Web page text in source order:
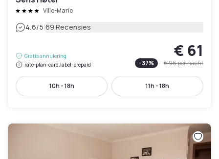
Ville-Marie
4.6/5|69 Recensies
Gratis annulering
rate-plan-card.label-prepaid
€ 61
-37% € 96per nacht
10h - 18h 11h - 18h